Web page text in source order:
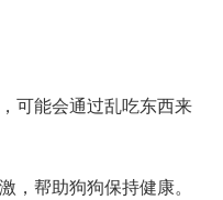
可能会通过乱吃东西来
，帮助狗狗保持健康。